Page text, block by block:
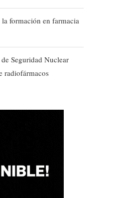
formación en farmacia
Seguridad Nuclear
radiofármacos